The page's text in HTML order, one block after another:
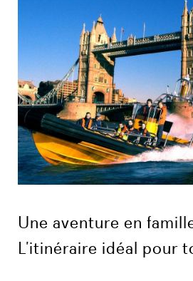
Une aventure en
L’itinéraire idéal pour